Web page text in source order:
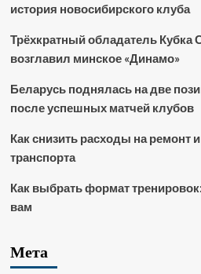
история новосибирского клуба
Трёхкратный обладатель Кубка
возглавил минское «Динамо»
Беларусь поднялась на две
после успешных матчей клубов
Как снизить расходы на ремонт
транспорта
Как выбрать формат
вам
Мета